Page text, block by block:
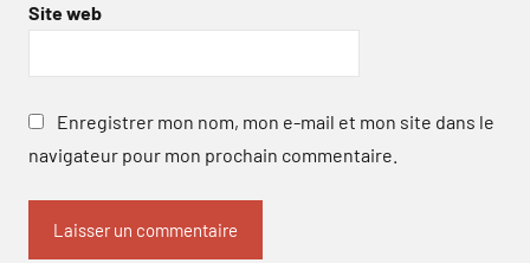
Site web
Enregistrer mon nom, mon e-mail et mon site dans le
navigateur pour mon prochain commentaire.